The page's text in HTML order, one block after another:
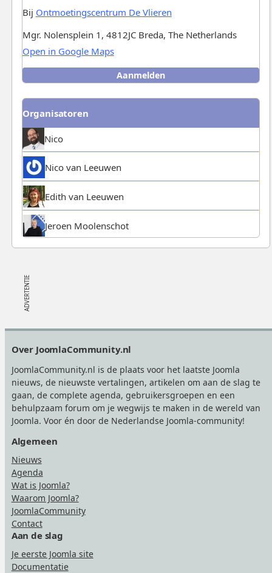
Bij Ontmoetingscentrum De Vlieren
Mgr. Nolensplein 1, 4812JC Breda, The Netherlands
Open in Google Maps
/
Afmelden
Aanmelden
Organisatoren
Nico
Nico van Leeuwen
Edith van Leeuwen
Jeroen Moolenschot
Over JoomlaCommunity.nl
JoomlaCommunity.nl is de plaats voor het laatste Joomla
nieuws, de nieuwste vertalingen, artikelen om aan de slag te
gaan, de complete agenda, gebruikersgroepen en een
behulpzaam forum om je wegwijs te maken in de wereld van
Joomla. Voor én door de Nederlandse Joomla-community!
Algemeen
Nieuws
Agenda
Wat is Joomla?
Waarom Joomla?
JoomlaCommunity
Contact
Aan de slag
Je eerste Joomla site
Documentatie